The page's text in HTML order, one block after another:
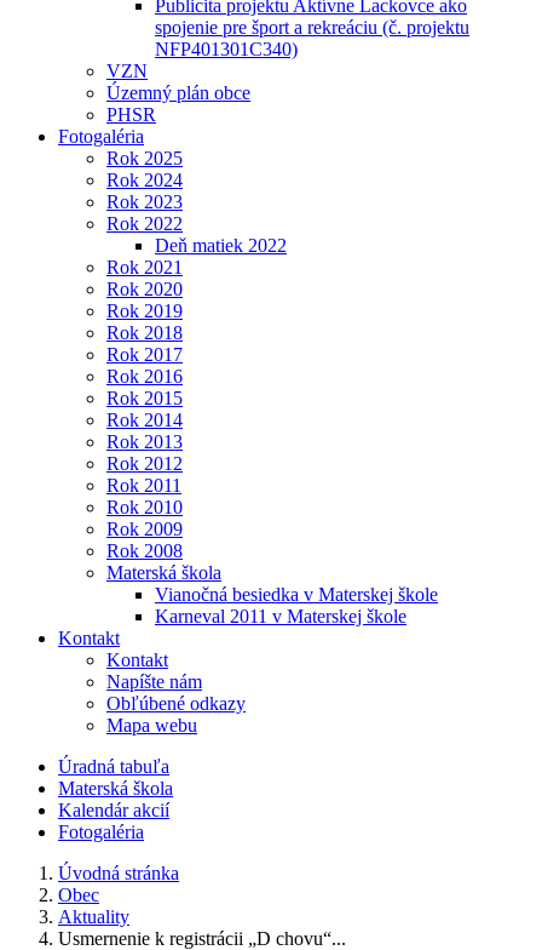
Publicita projektu Aktívne Lackovce ako
spojenie pre šport a rekreáciu (č. projektu
NFP401301C340)
VZN
Územný plán obce
PHSR
Fotogaléria
Rok 2025
Rok 2024
Rok 2023
Rok 2022
Deň matiek 2022
Rok 2021
Rok 2020
Rok 2019
Rok 2018
Rok 2017
Rok 2016
Rok 2015
Rok 2014
Rok 2013
Rok 2012
Rok 2011
Rok 2010
Rok 2009
Rok 2008
Materská škola
Vianočná besiedka v Materskej škole
Karneval 2011 v Materskej škole
Kontakt
Kontakt
Napíšte nám
Obľúbené odkazy
Mapa webu
Úradná tabuľa
Materská škola
Kalendár akcií
Fotogaléria
Úvodná stránka
Obec
Aktuality
Usmernenie k registrácii „D chovu“...